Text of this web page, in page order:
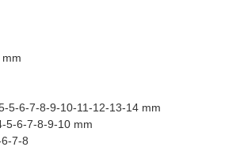
5-6-7-8-9-10-11-12-13-14 mm
5-6-7-8-9-10 mm
7-8